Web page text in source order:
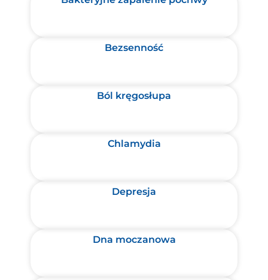
Bezsenność
Ból kręgosłupa
Chlamydia
Depresja
Dna moczanowa